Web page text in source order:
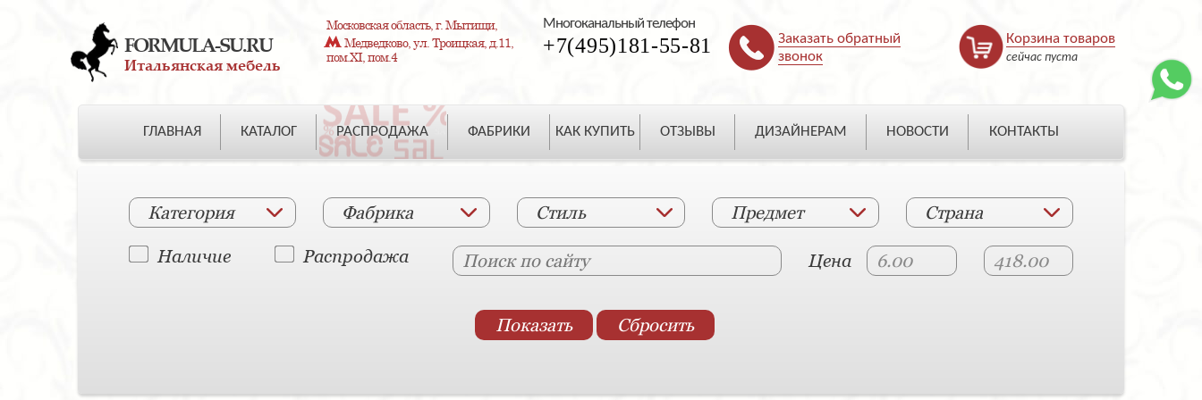
FORMULA-SU.RU
Итальянская мебель
Московская область, г. Мытищи,
Медведково, ул. Троицкая, д.11,
пом.XI, пом.4
Многоканальный телефон
+7(495)181-55-81
Заказать обратный
звонок
Корзина товаров
сейчас пуста
ГЛАВНАЯ КАТАЛОГ РАСПРОДАЖА ФАБРИКИ КАК КУПИТЬ ОТЗЫВЫ ДИЗАЙНЕРАМ НОВОСТИ КОНТАКТЫ
Категория Фабрика Стиль Предмет Страна
Наличие Распродажа Цена